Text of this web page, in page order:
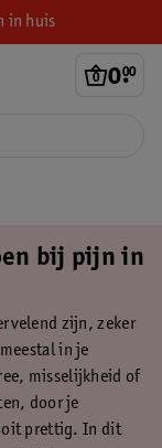
in huis
0.
00
bij pijn in
zijn, zeker
in je
misselijkheid of
door je
prettig. In dit